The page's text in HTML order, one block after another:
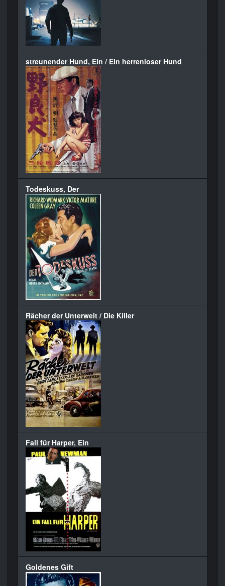
streunender Hund, Ein / Ein herrenloser Hund
Todeskuss, Der
Rächer der Unterwelt / Die Killer
Fall für Harper, Ein
Goldenes Gift